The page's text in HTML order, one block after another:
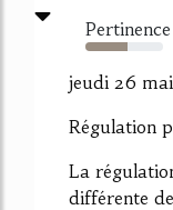
Pertinence
54%
jeudi 26
Régulation
La
différente